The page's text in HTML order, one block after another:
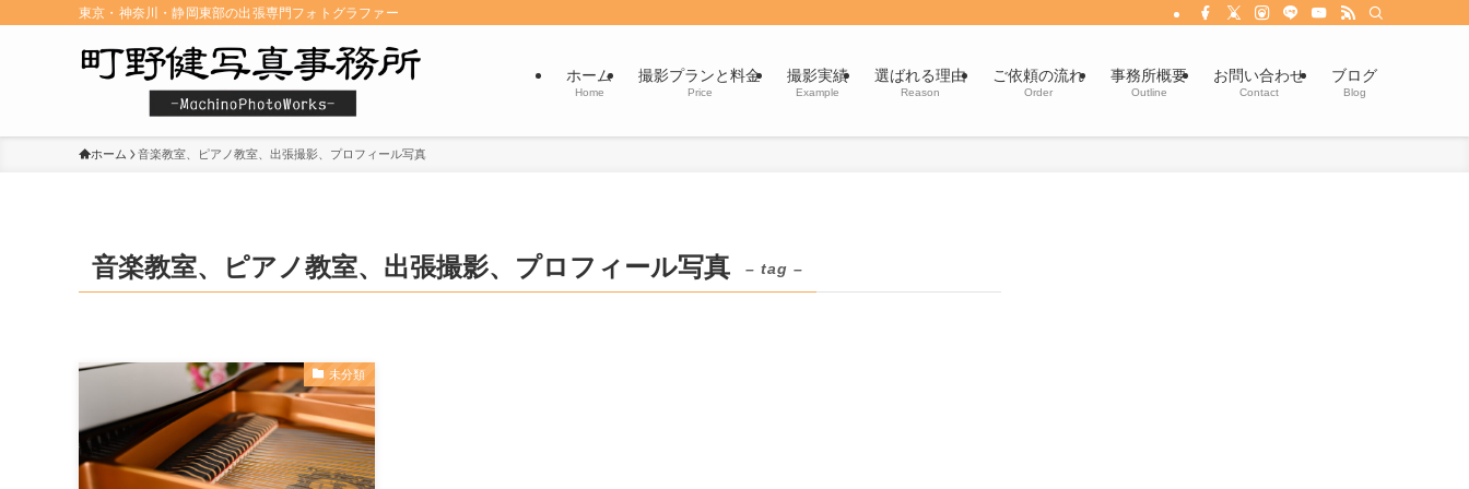
東京・神奈川・静岡東部の出張専門フォトグラファー
ホーム
Home
撮影プランと料金
Price
撮影実績
Example
選ばれる理由
Reason
ご依頼の流れ
Order
事務所概要
Outline
お問い合わせ
Contact
ブログ
Blog
ホーム 音楽教室、ピアノ教室、出張撮影、プロフィール写真
音楽教室、ピアノ教室、出張撮影、プロフィール写真 – tag –
未分類